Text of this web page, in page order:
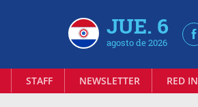
JUE. 6
agosto de 2026
STAFF NEWSLETTER RED IN